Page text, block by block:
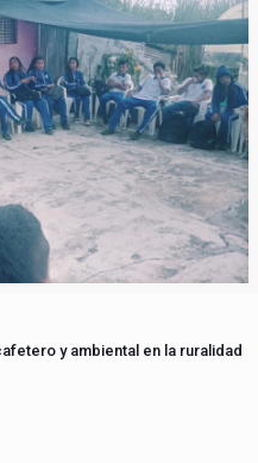
y ambiental en la ruralidad